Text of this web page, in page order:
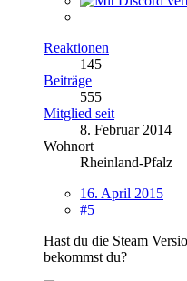
Reaktionen
145
Beiträge
555
Mitglied seit
8. Februar 2014
Wohnort
Rheinland-Pfalz
16. April 2015
#5
Hast du die Steam
bekommst du?